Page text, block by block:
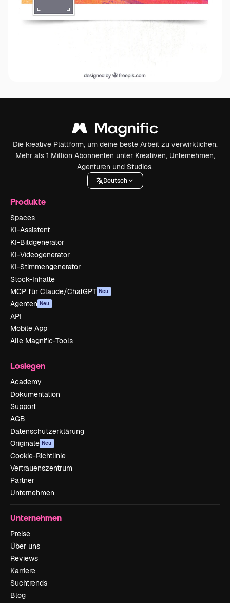
Die kreative Plattform, um deine beste Arbeit zu verwirklichen.
Mehr als 1 Million Abonnenten unter Kreativen, Unternehmen,
Agenturen und Studios.
Deutsch
Produkte
Spaces
KI-Assistent
KI-Bildgenerator
KI-Videogenerator
KI-Stimmengenerator
Stock-Inhalte
MCP für Claude/ChatGPT Neu
Agenten Neu
API
Mobile App
Alle Magnific-Tools
Loslegen
Academy
Dokumentation
Support
AGB
Datenschutzerklärung
Originale Neu
Cookie-Richtlinie
Vertrauenszentrum
Partner
Unternehmen
Unternehmen
Preise
Über uns
Reviews
Karriere
Suchtrends
Blog